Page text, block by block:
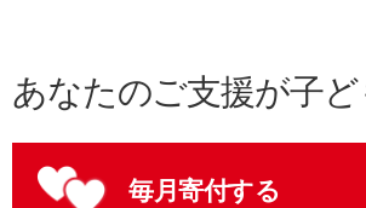
あなたのご支援が子
毎月寄付する